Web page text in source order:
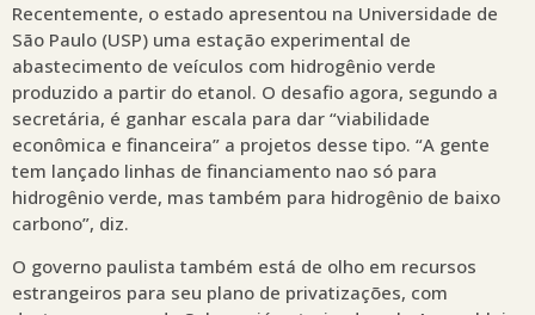
Recentemente, o estado apresentou na Universidade de
São Paulo (USP) uma estação experimental de
abastecimento de veículos com hidrogênio verde
produzido a partir do etanol. O desafio agora, segundo a
secretária, é ganhar escala para dar “viabilidade
econômica e financeira” a projetos desse tipo. “A gente
tem lançado linhas de financiamento nao só para
hidrogênio verde, mas também para hidrogênio de baixo
carbono”, diz.
O governo paulista também está de olho em recursos
estrangeiros para seu plano de privatizações, com